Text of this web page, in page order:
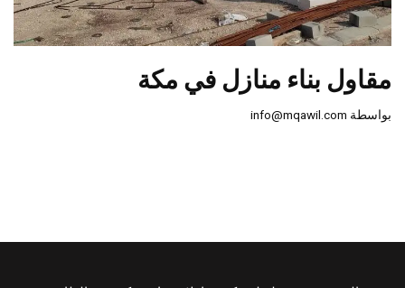
مقاول بناء منازل في مكة
بواسطة info@mqawil.com